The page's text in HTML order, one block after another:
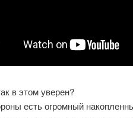
в этом уверен?
есть огромный